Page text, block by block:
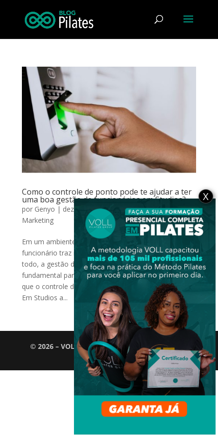
Como o controle de ponto pode te ajudar a ter
uma boa gestão de funcionários em Studios?
por Genyo | dez 11, 2023| Carreira,Gestão e
Marketing
Em um ambiente onde cada projeto feito por um
funcionário traz resultado para a empresa como um
todo, a gestão de funcionários se torna uma peça
fundamental para o sucesso. Mas isso não quer dizer
que o controle de ponto tenha que ser descartado!
Em Studios a...
© 2026 – VOLL Pilates Group. Todos os direitos
reservados.
X